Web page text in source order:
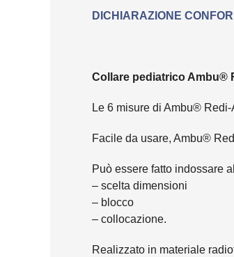
DICHIARAZIONE
Collare pediatrico Ambu®
Le 6 misure di Ambu®
Facile da usare, Ambu®
Può essere fatto indossare
– scelta dimensioni
– blocco
– collocazione.
Realizzato in materiale